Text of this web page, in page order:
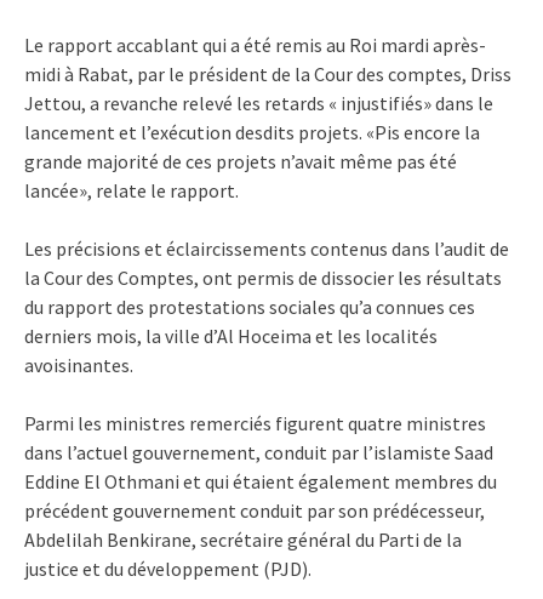
Le rapport accablant qui a été remis au Roi mardi après-
midi à Rabat, par le président de la Cour des comptes, Driss
Jettou, a revanche relevé les retards « injustifiés» dans le
lancement et l’exécution desdits projets. «Pis encore la
grande majorité de ces projets n’avait même pas été
lancée», relate le rapport.
Les précisions et éclaircissements contenus dans l’audit de
la Cour des Comptes, ont permis de dissocier les résultats
du rapport des protestations sociales qu’a connues ces
derniers mois, la ville d’Al Hoceima et les localités
avoisinantes.
Parmi les ministres remerciés figurent quatre ministres
dans l’actuel gouvernement, conduit par l’islamiste Saad
Eddine El Othmani et qui étaient également membres du
précédent gouvernement conduit par son prédécesseur,
Abdelilah Benkirane, secrétaire général du Parti de la
justice et du développement (PJD).